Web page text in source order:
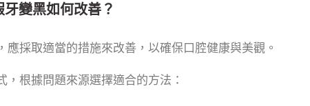
變黑如何改善？
應採取適當的措施來改善，以確保口腔健康與美觀。
，根據問題來源選擇適合的方法：